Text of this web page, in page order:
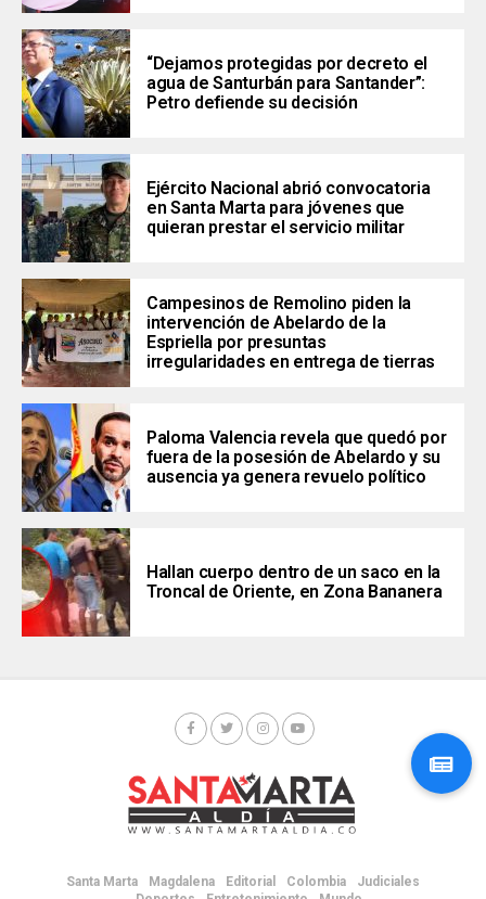
“Dejamos protegidas por decreto el
agua de Santurbán para Santander”:
Petro defiende su decisión
Ejército Nacional abrió convocatoria
en Santa Marta para jóvenes que
quieran prestar el servicio militar
Campesinos de Remolino piden la
intervención de Abelardo de la
Espriella por presuntas
irregularidades en entrega de tierras
Paloma Valencia revela que quedó por
fuera de la posesión de Abelardo y su
ausencia ya genera revuelo político
Hallan cuerpo dentro de un saco en la
Troncal de Oriente, en Zona Bananera
Santa Marta Magdalena Editorial Colombia
Judiciales